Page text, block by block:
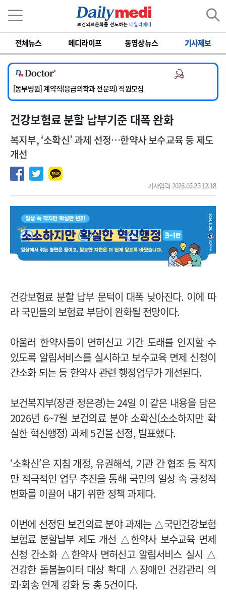
전체뉴스 메디라이프 동영상뉴스 기사제보
[서울아산병원] 2026년 하반기 인턴 모집
[영남대학교의료원] 마취통증의학과 임기제 임상의사 채용
[충남대학교병원] 소아청소년과(소아응급전담) 계약직 의사 공개채용
[동부병원] 계약직(응급의학과 전문의) 직원모집
[이대목동병원] 하반기 전공의(레지던트1년차) 모집
[서울아산병원] 2026년 하반기 인턴 모집
건강보험료 분할 납부기준 대폭 완화
복지부, ‘소확신’ 과제 선정…한약사 보수교육 등 제도
개선
기사입력 2026.05.25 12:18
건강보험료 분할 납부 문턱이 대폭 낮아진다. 이에 따
라 국민들의 보험료 부담이 완화될 전망이다.
아울러 한약사들이 면허신고 기간 도래를 인지할 수
있도록 알림서비스를 실시하고 보수교육 면제 신청이
간소화 되는 등 한약사 관련 행정업무가 개선된다.
보건복지부(장관 정은경)는 24일 이 같은 내용을 담은
2026년 6~7월 보건의료 분야 소확신(소소하지만 확
실한 혁신행정) 과제 5건을 선정, 발표했다.
‘소확신’은 지침 개정, 유권해석, 기관 간 협조 등 작지
만 적극적인 업무 추진을 통해 국민의 일상 속 긍정적
변화를 이끌어 내기 위한 정책 과제다.
이번에 선정된 보건의료 분야 과제는 △국민건강보험
보험료 분할납부 제도 개선 △한약사 보수교육 면제
신청 간소화 △한약사 면허신고 알림서비스 실시 △
건강한 돌봄놀이터 대상 확대 △장애인 건강관리 의
뢰·회송 연계 강화 등 총 5건이다.